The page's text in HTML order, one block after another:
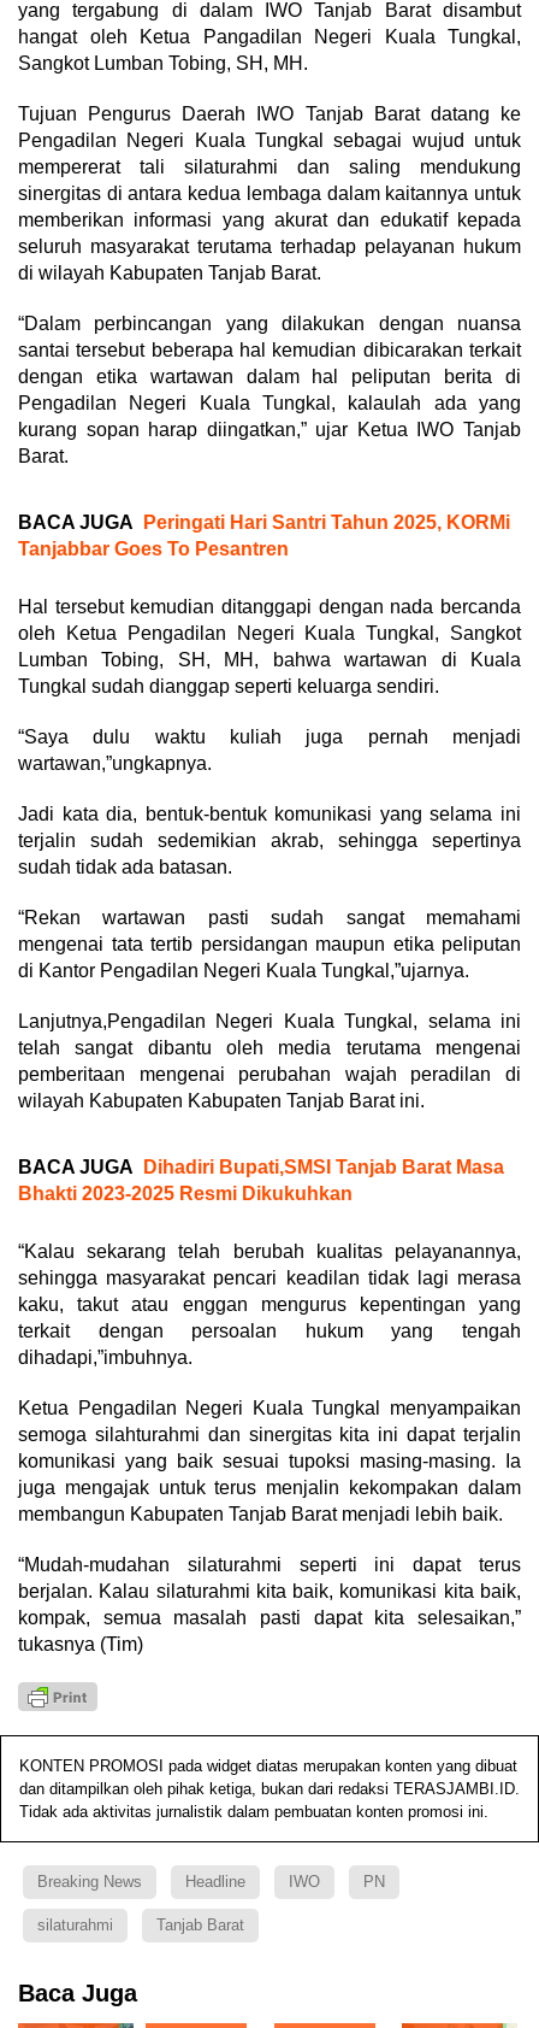
yang tergabung di dalam IWO Tanjab Barat disambut
hangat oleh Ketua Pangadilan Negeri Kuala Tungkal,
Sangkot Lumban Tobing, SH, MH.
Tujuan Pengurus Daerah IWO Tanjab Barat datang ke
Pengadilan Negeri Kuala Tungkal sebagai wujud untuk
mempererat tali silaturahmi dan saling mendukung
sinergitas di antara kedua lembaga dalam kaitannya untuk
memberikan informasi yang akurat dan edukatif kepada
seluruh masyarakat terutama terhadap pelayanan hukum
di wilayah Kabupaten Tanjab Barat.
“Dalam perbincangan yang dilakukan dengan nuansa
santai tersebut beberapa hal kemudian dibicarakan terkait
dengan etika wartawan dalam hal peliputan berita di
Pengadilan Negeri Kuala Tungkal, kalaulah ada yang
kurang sopan harap diingatkan,” ujar Ketua IWO Tanjab
Barat.
BACA JUGA
Peringati Hari Santri Tahun 2025, KORMi
Tanjabbar Goes To Pesantren
Hal tersebut kemudian ditanggapi dengan nada bercanda
oleh Ketua Pengadilan Negeri Kuala Tungkal, Sangkot
Lumban Tobing, SH, MH, bahwa wartawan di Kuala
Tungkal sudah dianggap seperti keluarga sendiri.
“Saya dulu waktu kuliah juga pernah menjadi
wartawan,”ungkapnya.
Jadi kata dia, bentuk-bentuk komunikasi yang selama ini
terjalin sudah sedemikian akrab, sehingga sepertinya
sudah tidak ada batasan.
“Rekan wartawan pasti sudah sangat memahami
mengenai tata tertib persidangan maupun etika peliputan
di Kantor Pengadilan Negeri Kuala Tungkal,”ujarnya.
Lanjutnya,Pengadilan Negeri Kuala Tungkal, selama ini
telah sangat dibantu oleh media terutama mengenai
pemberitaan mengenai perubahan wajah peradilan di
wilayah Kabupaten Kabupaten Tanjab Barat ini.
BACA JUGA
Dihadiri Bupati,SMSI Tanjab Barat Masa
Bhakti 2023-2025 Resmi Dikukuhkan
“Kalau sekarang telah berubah kualitas pelayanannya,
sehingga masyarakat pencari keadilan tidak lagi merasa
kaku, takut atau enggan mengurus kepentingan yang
terkait dengan persoalan hukum yang tengah
dihadapi,”imbuhnya.
Ketua Pengadilan Negeri Kuala Tungkal menyampaikan
semoga silahturahmi dan sinergitas kita ini dapat terjalin
komunikasi yang baik sesuai tupoksi masing-masing. Ia
juga mengajak untuk terus menjalin kekompakan dalam
membangun Kabupaten Tanjab Barat menjadi lebih baik.
“Mudah-mudahan silaturahmi seperti ini dapat terus
berjalan. Kalau silaturahmi kita baik, komunikasi kita baik,
kompak, semua masalah pasti dapat kita selesaikan,”
tukasnya (Tim)
KONTEN PROMOSI pada widget diatas merupakan konten yang dibuat
dan ditampilkan oleh pihak ketiga, bukan dari redaksi TERASJAMBI.ID.
Tidak ada aktivitas jurnalistik dalam pembuatan konten promosi ini.
Breaking News Headline IWO PN
silaturahmi Tanjab Barat
Baca Juga